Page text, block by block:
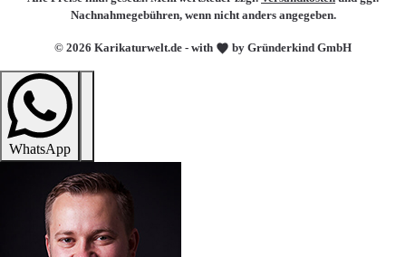
© 2026 Karikaturwelt.de - with by Gründerkind GmbH
Nachnahmegebühren, wenn nicht anders angegeben.
WhatsApp